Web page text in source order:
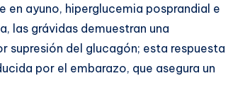
en ayuno, hiperglucemia posprandial e
las grávidas demuestran una
supresión del glucagón; esta respuesta
por el embarazo, que asegura un